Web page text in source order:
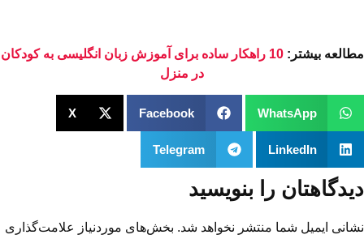
مطالعه بیشتر:
10 راهکار ساده برای آموزش زبان انگلیسی به کودکان
در منزل
WhatsApp
Facebook
X
LinkedIn
Telegram
دیدگاهتان را بنویسید
نشانی ایمیل شما منتشر نخواهد شد. بخش‌های موردنیاز علامت‌گذاری